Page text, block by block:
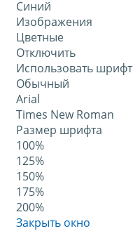
Синий
Изображения
Цветные
Отключить
Использовать шрифт
Обычный
Arial
Times New Roman
Размер шрифта
100%
125%
150%
175%
200%
Закрыть окно